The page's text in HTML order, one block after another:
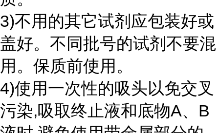
3)不用的其它试剂应包装好或
盖好。不同批号的试剂不要混
用。保质前使用。
4)使用一次性的吸头以免交叉
污染,吸取终止液和底物A、B